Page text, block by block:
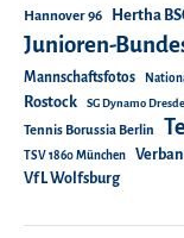
Hannover 96 Hertha
Junioren-
Mannschaftsfotos
Rostock SG Dynamo
Tennis Borussia Berlin
TSV 1860 München
VfL Wolfsburg